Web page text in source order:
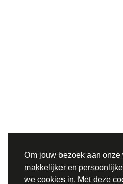
Om jouw bezoek aan onze
makkelijker en
we cookies in. Met deze